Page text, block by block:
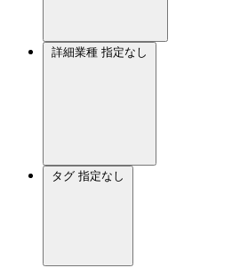
詳細業種 指定なし
タグ 指定なし